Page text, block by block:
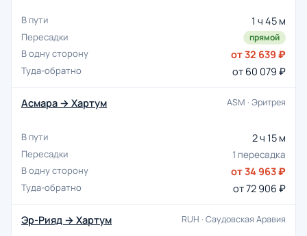
1 ч 45 м
прямой
от 32 639 ₽
от 60 079 ₽
Асмара → Хартум ASM · Эритрея
2 ч 15 м
1 пересадка
от 34 963 ₽
от 72 906 ₽
Эр-Рияд → Хартум RUH · Саудовская Аравия